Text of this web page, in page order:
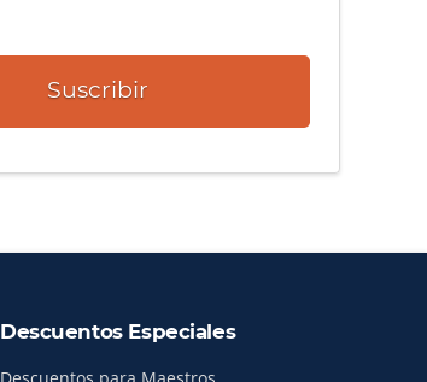
Suscribir
Descuentos Especiales
Descuentos para Maestros